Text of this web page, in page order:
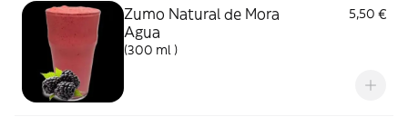
Zumo Natural de Mora
Agua
5,50 €
(300 ml )